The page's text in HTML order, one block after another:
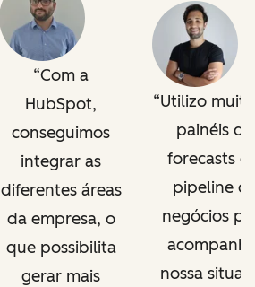
Com a
HubSpot,
conseguimos
integrar as
diferentes áreas
da empresa, o
que possibilita
gerar mais
Utilizo
painéis de
forecasts e
pipeline
negócios
nossa